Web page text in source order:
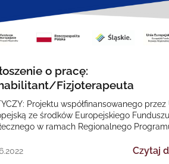
o pracę:
Fizjoterapeuta
Projektu współfinansowanego przez
ze środków Europejskiego Funduszu
w ramach Regionalnego
„II EDYCJA Poprawa dostępności…Czytaj